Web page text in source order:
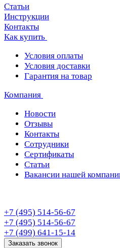
Статьи
Инструкции
Контакты
Как купить
Условия оплаты
Условия доставки
Гарантия на товар
Компания
Новости
Отзывы
Контакты
Сотрудники
Сертификаты
Статьи
Вакансии нашей
+7 (495) 514-56-67
+7 (495) 514-56-67
+7 (499) 641-15-14
Заказать звонок